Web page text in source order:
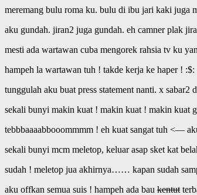
meremang bulu roma ku. bulu di ibu jari kaki juga
aku gundah. jiran2 juga gundah. eh camner plak
mesti ada wartawan cuba mengorek rahsia tv ku
hampeh la wartawan tuh ! takde kerja ke haper ! :$:
tunggulah aku buat press statement nanti. x sabar2
sekali bunyi makin kuat ! makin kuat ! makin kuat
tebbbaaaabbooommmm ! eh kuat sangat tuh <—
sekali bunyi mcm meletop, keluar asap sket kat
sudah ! meletop jua akhirnya…… kapan sudah
aku offkan semua suis ! hampeh ada bau kentut